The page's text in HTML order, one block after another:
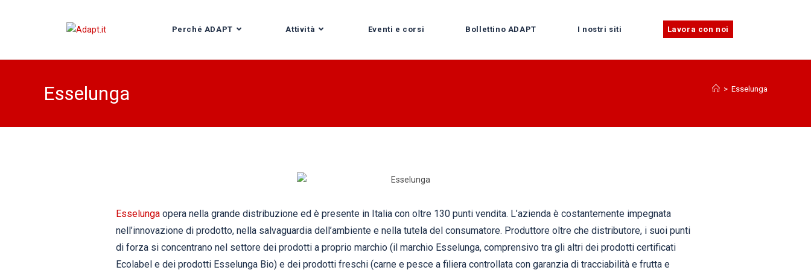
Perché ADAPT Attività Eventi e corsi Bollettino ADAPT I nostri siti Lavora con noi
Esselunga > Esselunga
Esselunga opera nella grande distribuzione ed è presente in Italia con oltre 130 punti vendita. L’azienda è costantemente impegnata
nell’innovazione di prodotto, nella salvaguardia dell’ambiente e nella tutela del consumatore. Produttore oltre che distributore, i suoi punti
di forza si concentrano nel settore dei prodotti a proprio marchio (il marchio Esselunga, comprensivo tra gli altri dei prodotti certificati
Ecolabel e dei prodotti Esselunga Bio) e dei prodotti freschi (carne e pesce a filiera controllata con garanzia di tracciabilità e frutta e